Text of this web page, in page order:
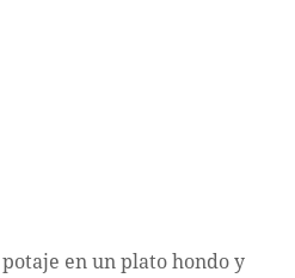
en un plato hondo y